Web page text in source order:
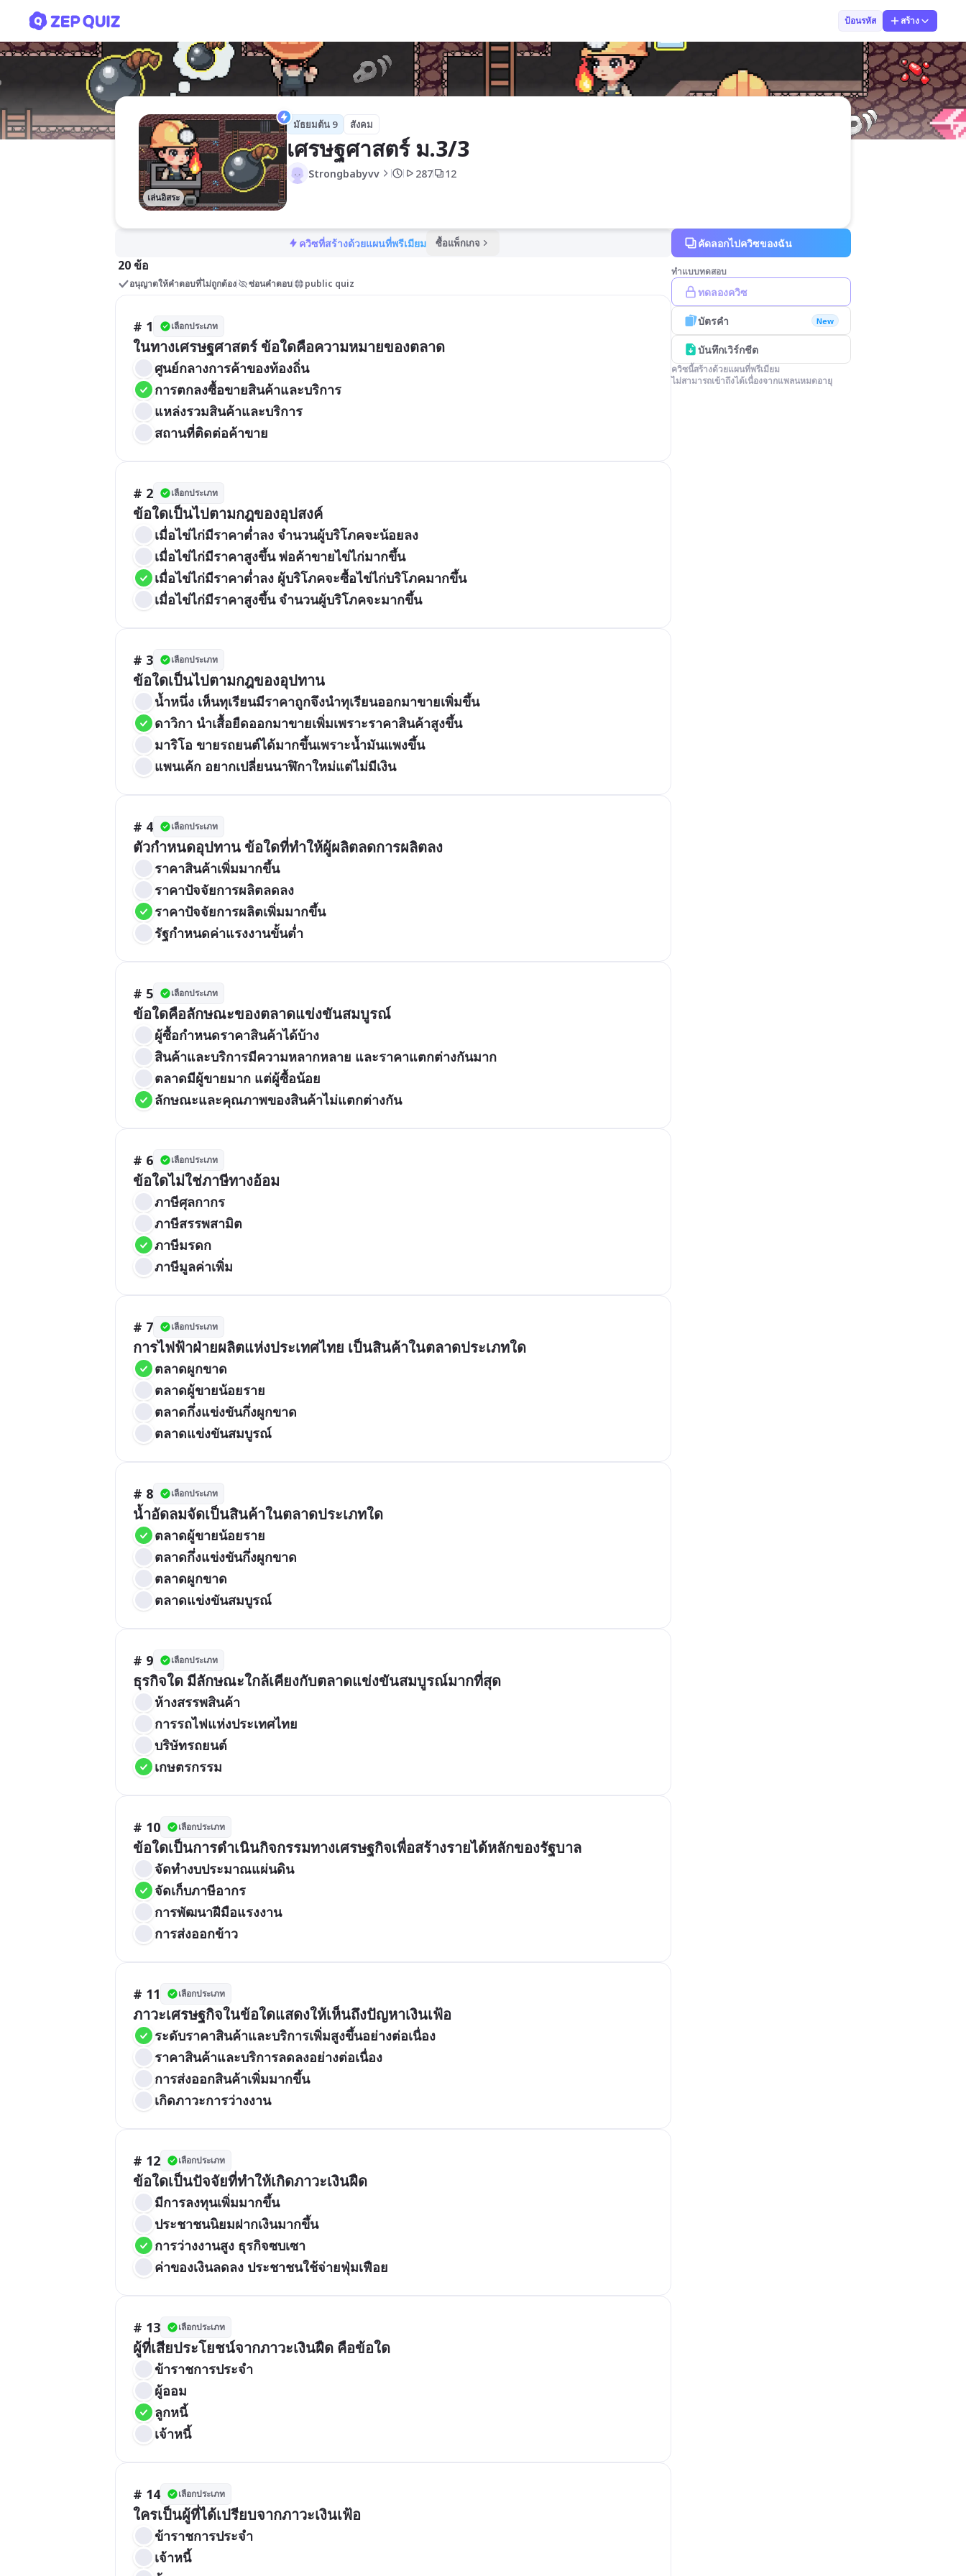
ป้อนรหัส สร้าง
เล่นอิสระ
มัธยมต้น 9 สังคม
เศรษฐศาสตร์ ม.3/3
Strongbabyvv 287 12
ควิซที่สร้างด้วยแผนที่พรีเมียม ซื้อแพ็กเกจ
20 ข้อ
อนุญาตให้คำตอบที่ไม่ถูกต้อง ซ่อนคำตอบ public quiz
# 1 เลือกประเภท
ในทางเศรษฐศาสตร์ ข้อใดคือความหมายของตลาด
ศูนย์กลางการค้าของท้องถิ่น
การตกลงซื้อขายสินค้าและบริการ
แหล่งรวมสินค้าและบริการ
สถานที่ติดต่อค้าขาย
# 2 เลือกประเภท
ข้อใดเป็นไปตามกฎของอุปสงค์
เมื่อไข่ไก่มีราคาต่ำลง จำนวนผู้บริโภคจะน้อยลง
เมื่อไข่ไก่มีราคาสูงขึ้น พ่อค้าขายไข่ไก่มากขึ้น
เมื่อไข่ไก่มีราคาต่ำลง ผู้บริโภคจะซื้อไข่ไก่บริโภคมากขึ้น
เมื่อไข่ไก่มีราคาสูงขึ้น จำนวนผู้บริโภคจะมากขึ้น
# 3 เลือกประเภท
ข้อใดเป็นไปตามกฎของอุปทาน
น้ำหนึ่ง เห็นทุเรียนมีราคาถูกจึงนำทุเรียนออกมาขายเพิ่มขึ้น
ดาวิกา นำเสื้อยืดออกมาขายเพิ่มเพราะราคาสินค้าสูงขึ้น
มาริโอ ขายรถยนต์ได้มากขึ้นเพราะน้ำมันแพงขึ้น
แพนเค้ก อยากเปลี่ยนนาฬิกาใหม่แต่ไม่มีเงิน
# 4 เลือกประเภท
ตัวกำหนดอุปทาน ข้อใดที่ทำให้ผู้ผลิตลดการผลิตลง
ราคาสินค้าเพิ่มมากขึ้น
ราคาปัจจัยการผลิตลดลง
ราคาปัจจัยการผลิตเพิ่มมากขึ้น
รัฐกำหนดค่าแรงงานขั้นต่ำ
# 5 เลือกประเภท
ข้อใดคือลักษณะของตลาดแข่งขันสมบูรณ์
ผู้ซื้อกำหนดราคาสินค้าได้บ้าง
สินค้าและบริการมีความหลากหลาย และราคาแตกต่างกันมาก
ตลาดมีผู้ขายมาก แต่ผู้ซื้อน้อย
ลักษณะและคุณภาพของสินค้าไม่แตกต่างกัน
# 6 เลือกประเภท
ข้อใดไม่ใช่ภาษีทางอ้อม
ภาษีศุลกากร
ภาษีสรรพสามิต
ภาษีมรดก
ภาษีมูลค่าเพิ่ม
# 7 เลือกประเภท
การไฟฟ้าฝ่ายผลิตแห่งประเทศไทย เป็นสินค้าในตลาดประเภทใด
ตลาดผูกขาด
ตลาดผู้ขายน้อยราย
ตลาดกึ่งแข่งขันกึ่งผูกขาด
ตลาดแข่งขันสมบูรณ์
# 8 เลือกประเภท
น้ำอัดลมจัดเป็นสินค้าในตลาดประเภทใด
ตลาดผู้ขายน้อยราย
ตลาดกึ่งแข่งขันกึ่งผูกขาด
ตลาดผูกขาด
ตลาดแข่งขันสมบูรณ์
# 9 เลือกประเภท
ธุรกิจใด มีลักษณะใกล้เคียงกับตลาดแข่งขันสมบูรณ์มากที่สุด
ห้างสรรพสินค้า
การรถไฟแห่งประเทศไทย
บริษัทรถยนต์
เกษตรกรรม
# 10 เลือกประเภท
ข้อใดเป็นการดำเนินกิจกรรมทางเศรษฐกิจเพื่อสร้างรายได้หลักของรัฐบาล
จัดทำงบประมาณแผ่นดิน
จัดเก็บภาษีอากร
การพัฒนาฝีมือแรงงาน
การส่งออกข้าว
# 11 เลือกประเภท
ภาวะเศรษฐกิจในข้อใดแสดงให้เห็นถึงปัญหาเงินเฟ้อ
ระดับราคาสินค้าและบริการเพิ่มสูงขึ้นอย่างต่อเนื่อง
ราคาสินค้าและบริการลดลงอย่างต่อเนื่อง
การส่งออกสินค้าเพิ่มมากขึ้น
เกิดภาวะการว่างงาน
# 12 เลือกประเภท
ข้อใดเป็นปัจจัยที่ทำให้เกิดภาวะเงินฝืด
มีการลงทุนเพิ่มมากขึ้น
ประชาชนนิยมฝากเงินมากขึ้น
การว่างงานสูง ธุรกิจซบเซา
ค่าของเงินลดลง ประชาชนใช้จ่ายฟุ่มเฟือย
# 13 เลือกประเภท
ผู้ที่เสียประโยชน์จากภาวะเงินฝืด คือข้อใด
ข้าราชการประจำ
ผู้ออม
ลูกหนี้
เจ้าหนี้
# 14 เลือกประเภท
ใครเป็นผู้ที่ได้เปรียบจากภาวะเงินเฟ้อ
ข้าราชการประจำ
เจ้าหนี้
คัดลอกไปควิซของฉัน
ทำแบบทดสอบ
ทดลองควิซ
บัตรคำ New
บันทึกเวิร์กชีต
ควิซนี้สร้างด้วยแผนที่พรีเมียม
ไม่สามารถเข้าถึงได้เนื่องจากแพลนหมดอายุ